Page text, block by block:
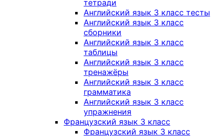
тетради
Английский язык 3 класс тесты
Английский язык 3 класс
сборники
Английский язык 3 класс
таблицы
Английский язык 3 класс
тренажёры
Английский язык 3 класс
грамматика
Английский язык 3 класс
упражнения
Французский язык 3 класс
Французский язык 3 класс